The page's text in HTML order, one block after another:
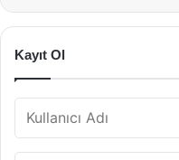
Kayıt Ol